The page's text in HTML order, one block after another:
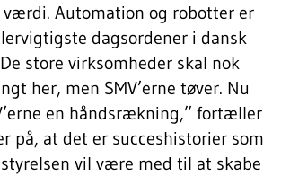
Automation og robotter er
dagsordener i dansk
store virksomheder skal nok
her, men SMV’erne tøver. Nu
en håndsrækning,” fortæller
på, at det er succeshistorier som
vil være med til at skabe